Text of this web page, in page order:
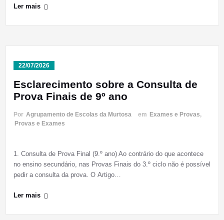
Ler mais
22/07/2026
Esclarecimento sobre a Consulta de
Prova Finais de 9º ano
Por Agrupamento de Escolas da Murtosa em Exames e Provas,
Provas e Exames
1. Consulta de Prova Final (9.º ano) Ao contrário do que acontece
no ensino secundário, nas Provas Finais do 3.º ciclo não é possível
pedir a consulta da prova. O Artigo…
Ler mais